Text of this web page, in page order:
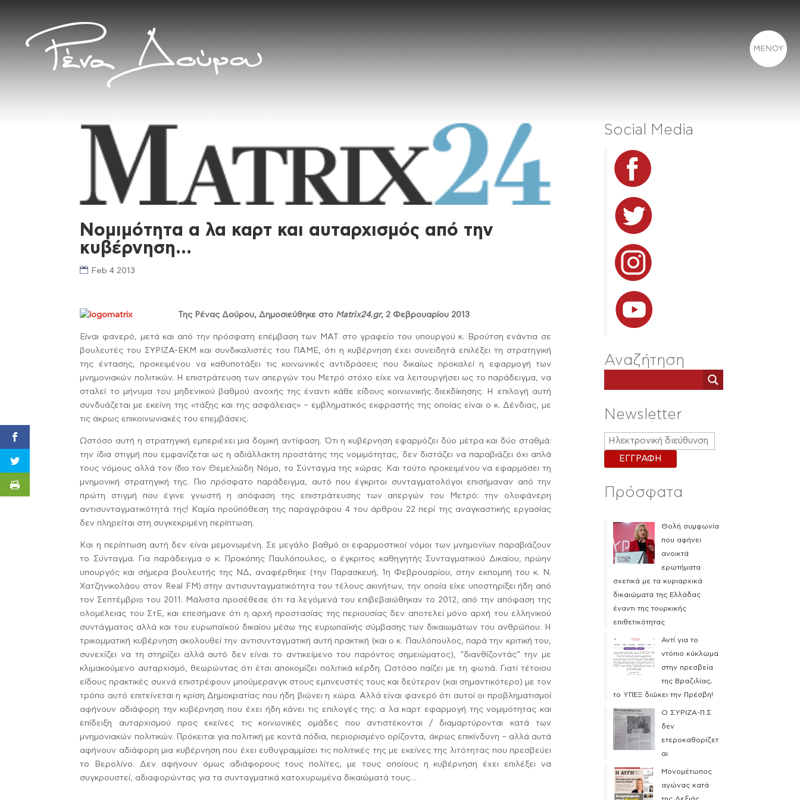
Νομιμότητα α λα καρτ και αυταρχισμός από την
κυβέρνηση…
Feb 4 2013
Της Ρένας Δούρου, Δημοσιεύθηκε στο Matrix24.gr, 2 Φεβρουαρίου 2013
Είναι φανερό, μετά και από την πρόσφατη επέμβαση των ΜΑΤ στο γραφείο του υπουργού κ. Βρούτση ενάντια σε
βουλευτές του ΣΥΡΙΖΑ-ΕΚΜ και συνδικαλιστές του ΠΑΜΕ, ότι η κυβέρνηση έχει συνειδητά επιλέξει τη στρατηγική
της έντασης, προκειμένου να καθυποτάξει τις κοινωνικές αντιδράσεις που δικαίως προκαλεί η εφαρμογή των
μνημονιακών πολιτικών. Η επιστράτευση των απεργών του Μετρό στόχο είχε να λειτουργήσει ως το παράδειγμα, να
σταλεί το μήνυμα του μηδενικού βαθμού ανοχής της έναντι κάθε είδους κοινωνικής διεκδίκησης. Η επιλογή αυτή
συνδυάζεται με εκείνη της «τάξης και της ασφάλειας» – εμβληματικός εκφραστής της οποίας είναι ο κ. Δένδιας, με
τις άκρως επικοινωνιακές του επεμβάσεις.
Ωστόσο αυτή η στρατηγική εμπεριέχει μια δομική αντίφαση. Ότι η κυβέρνηση εφαρμόζει δύο μέτρα και δύο σταθμά:
την ίδια στιγμή που εμφανίζεται ως η αδιάλλακτη προστάτης της νομιμότητας, δεν διστάζει να παραβιάζει όχι απλά
τους νόμους αλλά τον ίδιο τον Θεμελιώδη Νόμο, το Σύνταγμα της χώρας. Και τούτο προκειμένου να εφαρμόσει τη
μνημονική στρατηγική της. Πιο πρόσφατο παράδειγμα, αυτό που έγκριτοι συνταγματολόγοι επισήμαναν από την
πρώτη στιγμή που έγινε γνωστή η απόφαση της επιστράτευσης των απεργών του Μετρό: την ολοφάνερη
αντισυνταγματικότητά της! Καμία προϋπόθεση της παραγράφου 4 του άρθρου 22 περί της αναγκαστικής εργασίας
δεν πληρείται στη συγκεκριμένη περίπτωση.
Και η περίπτωση αυτή δεν είναι μεμονωμένη. Σε μεγάλο βαθμό οι εφαρμοστικοί νόμοι των μνημονίων παραβιάζουν
το Σύνταγμα. Για παράδειγμα ο κ. Προκόπης Παυλόπουλος, ο έγκριτος καθηγητής Συνταγματικού Δικαίου, πρώην
υπουργός και σήμερα βουλευτής της ΝΔ, αναφέρθηκε (την Παρασκευή, 1η Φεβρουαρίου, στην εκπομπή του κ. Ν.
Χατζηνικολάου στον Real FM) στην αντισυνταγματικότητα του τέλους ακινήτων, την οποία είχε υποστηρίξει ήδη από
τον Σεπτέμβριο του 2011. Μάλιστα προσέθεσε ότι τα λεγόμενά του επιβεβαιώθηκαν το 2012, από την απόφαση της
ολομέλειας του ΣτΕ, και επεσήμανε ότι η αρχή προστασίας της περιουσίας δεν αποτελεί μόνο αρχή του ελληνικού
συντάγματος αλλά και του ευρωπαϊκού δικαίου μέσω της ευρωπαϊκής σύμβασης των δικαιωμάτων του ανθρώπου. Η
τρικομματική κυβέρνηση ακολουθεί την αντισυνταγματική αυτή πρακτική (και ο κ. Παυλόπουλος, παρά την κριτική του,
συνεχίζει να τη στηρίζει αλλά αυτό δεν είναι το αντικείμενο του παρόντος σημειώματος), “διανθίζοντάς” την με
κλιμακούμενο αυταρχισμό, θεωρώντας ότι έτσι αποκομίζει πολιτικά κέρδη. Ωστόσο παίζει με τη φωτιά. Γιατί τέτοιου
είδους πρακτικές συχνά επιστρέφουν μπούμερανγκ στους εμπνευστές τους και δεύτερον (και σημαντικότερο) με τον
τρόπο αυτό επιτείνεται η κρίση Δημοκρατίας που ήδη βιώνει η χώρα. Αλλά είναι φανερό ότι αυτοί οι προβληματισμοί
αφήνουν αδιάφορη την κυβέρνηση που έχει ήδη κάνει τις επιλογές της: α λα καρτ εφαρμογή της νομιμότητας και
επίδειξη αυταρχισμού προς εκείνες τις κοινωνικές ομάδες που αντιστέκονται / διαμαρτύρονται κατά των
μνημονιακών πολιτικών. Πρόκειται για πολιτική με κοντά πόδια, περιορισμένο ορίζοντα, άκρως επικίνδυνη – αλλά αυτά
αφήνουν αδιάφορη μια κυβέρνηση που έχει ευθυγραμμίσει τις πολιτικές της με εκείνες της λιτότητας που πρεσβεύει
το Βερολίνο. Δεν αφήνουν όμως αδιάφορους τους πολίτες, με τους οποίους η κυβέρνηση έχει επιλέξει να
συγκρουστεί, αδιαφορώντας για τα συνταγματικά κατοχυρωμένα δικαιώματά τους…
Social Media
Αναζήτηση
Newsletter
Πρόσφατα
Θολή συμφωνία
που αφήνει
ανοικτά
ερωτήματα
σχετικά με τα κυριαρχικά
δικαιώματα της Ελλάδας
έναντι της τουρκικής
επιθετικότητας
Αντί για το
ντόπιο κύκλωμα
στην πρεσβεία
της Βραζιλίας,
το ΥΠΕΞ διώκει την Πρέσβη!
Ο ΣΥΡΙΖΑ-Π.Σ.
δεν
ετεροκαθορίζετ
αι
Μονομέτωπος
αγώνας κατά